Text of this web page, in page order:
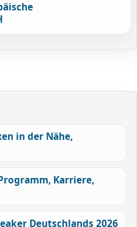
in der Nähe,
Karriere,
Deutschlands 2026